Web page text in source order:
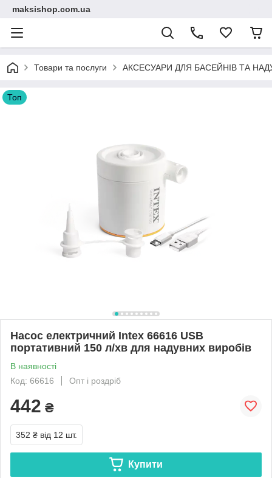
maksishop.com.ua
Товари та послуги АКСЕСУАРИ ДЛЯ БАСЕЙНІВ ТА
Топ
Насос електричний Intex 66616 USB
портативний 150 л/хв для надувних виробів
В наявності
Код: 66616
Опт і роздріб
442 ₴
352 ₴ від 12 шт.
Купити